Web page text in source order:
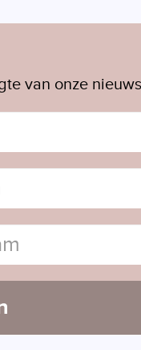
van onze